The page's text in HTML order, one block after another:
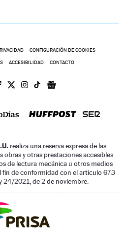
CONFIGURACIÓN DE COOKIES
ACCESIBILIDAD CONTACTO
realiza una reserva expresa de las
obras y otras prestaciones accesibles
de lectura mecánica u otros medios
de conformidad con el artículo 67.3
24/2021, de 2 de noviembre.